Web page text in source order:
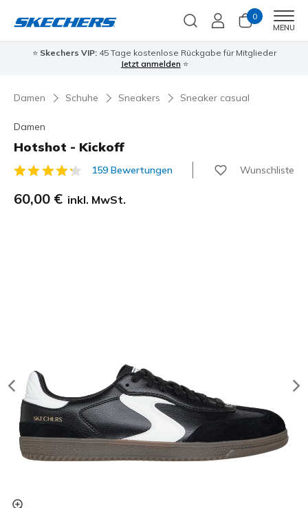
0
MENU
⭐ Skechers VIP:45 Tage kostenlose Rückgabe für Mitglieder
Jetzt anmelden ⭐
Damen Schuhe Sneakers Sneaker casual
Damen
Hotshot - Kickoff
5 von 5 Kundenbewertungen
159 Bewertungen Wunschliste
60,00 € inkl. MwSt.